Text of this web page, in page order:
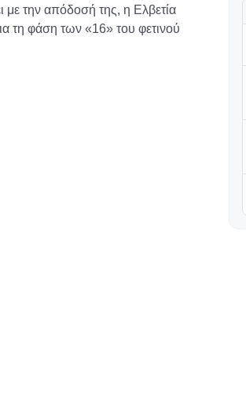
με την απόδοσή της, η Ελβετία
τη φάση των «16» του φετινού